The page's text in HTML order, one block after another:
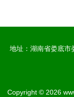
地址：湖南省娄底市
Copyright © 2026